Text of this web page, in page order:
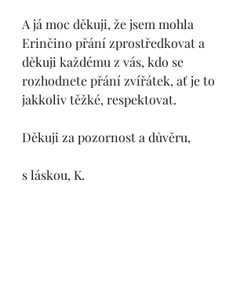
A já moc děkuji, že jsem mohla
Erinčino přání zprostředkovat a
děkuji každému z vás, kdo se
rozhodnete přání zvířátek, ať je to
jakkoliv těžké, respektovat.
Děkuji za pozornost a důvěru,
s láskou, K.